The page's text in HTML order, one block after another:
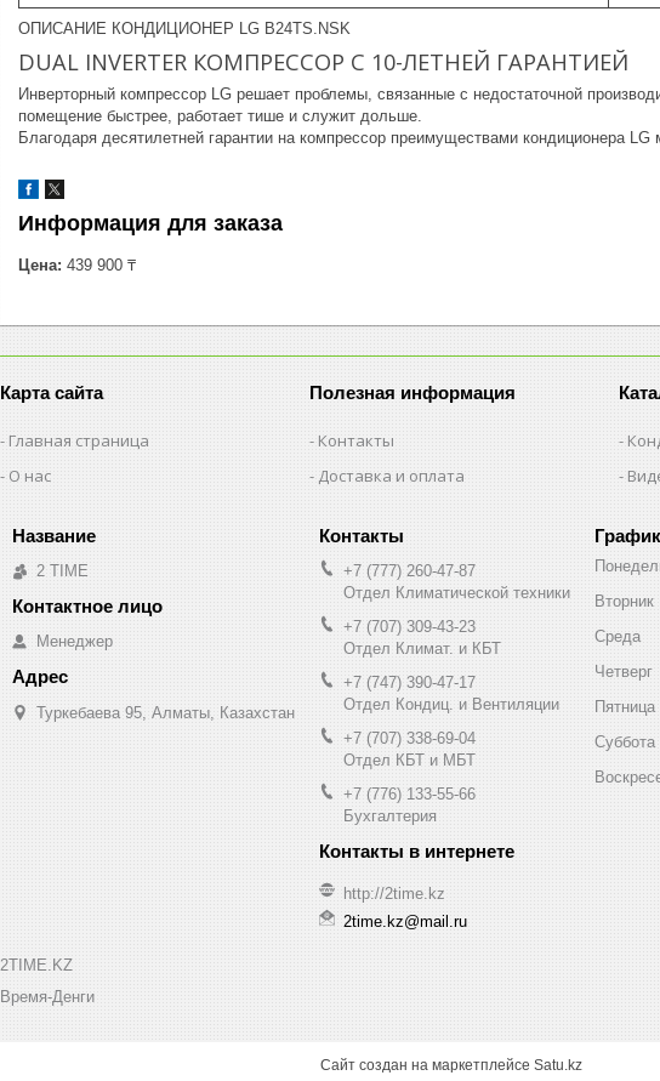
ОПИСАНИЕ КОНДИЦИОНЕР LG B24TS.NSK
DUAL INVERTER КОМПРЕССОР С 10-ЛЕТНЕЙ ГАРАНТИЕЙ
Инверторный компрессор LG решает проблемы, связанные с недостаточной
помещение быстрее, работает тише и служит дольше.
Благодаря десятилетней гарантии на компрессор преимуществами кондиционера
Информация для заказа
Цена: 439 900 ₸
Карта сайта
Главная страница
О нас
Полезная информация
Контакты
Доставка и оплата
2 TIME
Менеджер
Туркебаева 95, Алматы, Казахстан
+7 (777) 260-47-87
Отдел Климатической техники
+7 (707) 309-43-23
Отдел Климат. и КБТ
+7 (747) 390-47-17
Отдел Кондиц. и Вентиляции
+7 (707) 338-69-04
Отдел КБТ и МБТ
+7 (776) 133-55-66
Бухгалтерия
http://2time.kz
2time.kz@mail.ru
Вторник
Среда
Четверг
Пятница
Суббота
2TIME.KZ
Время-Денги
Сайт создан на маркетплейсе Satu.kz